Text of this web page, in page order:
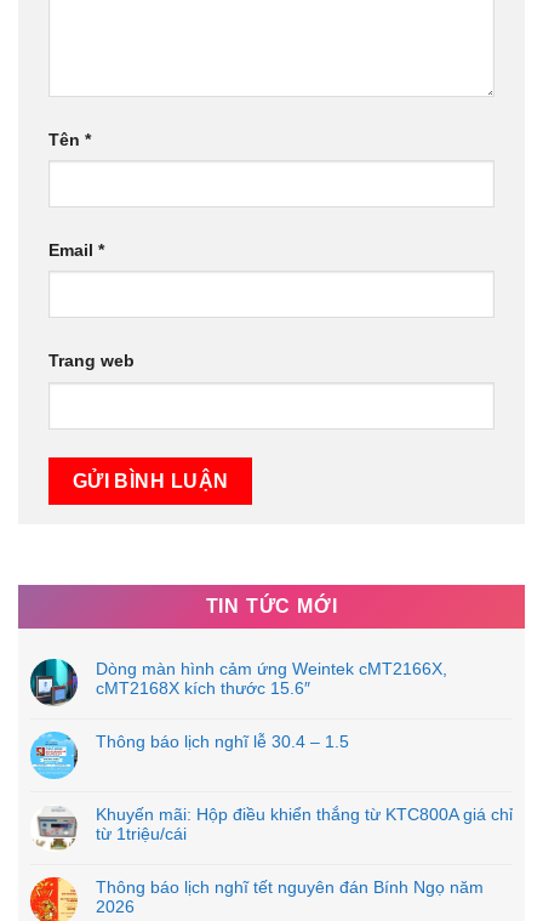
Tên *
Email *
Trang web
TIN TỨC MỚI
Dòng màn hình cảm ứng Weintek cMT2166X,
cMT2168X kích thước 15.6″
Thông báo lịch nghĩ lễ 30.4 – 1.5
Khuyến mãi: Hộp điều khiển thắng từ KTC800A giá chỉ
từ 1triệu/cái
Thông báo lịch nghĩ tết nguyên đán Bính Ngọ năm
2026